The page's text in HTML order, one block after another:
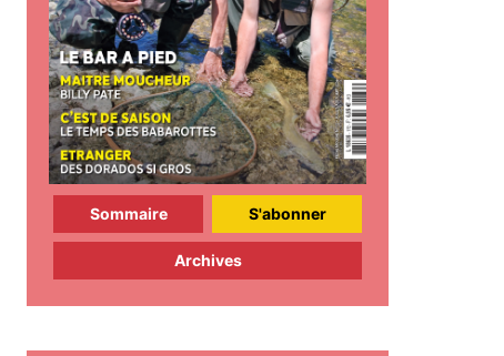
Sommaire S'abonner
Archives